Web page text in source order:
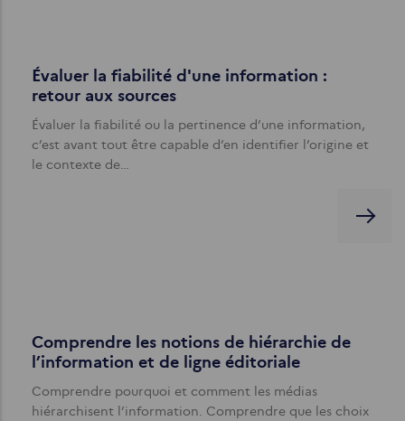
Évaluer la fiabilité d'une information :
retour aux sources
Évaluer la fiabilité ou la pertinence d’une information,
c’est avant tout être capable d’en identifier l’origine et
le contexte de…
Comprendre les notions de hiérarchie de
l’information et de ligne éditoriale
Comprendre pourquoi et comment les médias
hiérarchisent l’information. Comprendre que les choix